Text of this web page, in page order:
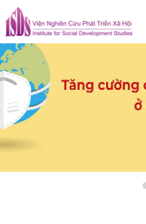
Skip
to
content